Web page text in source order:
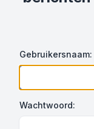
Gebruikersnaam:
Wachtwoord: